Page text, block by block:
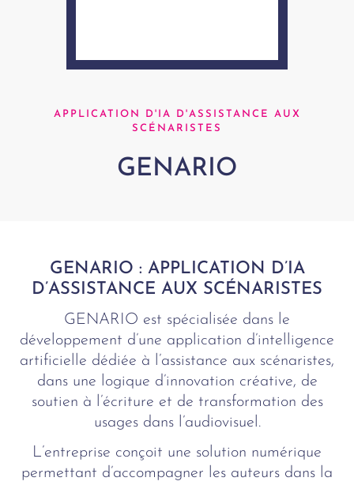
APPLICATION D'IA D'ASSISTANCE AUX
SCÉNARISTES
GENARIO
GENARIO : APPLICATION D’IA
D’ASSISTANCE AUX SCÉNARISTES
GENARIO est spécialisée dans le
développement d’une application d’intelligence
artificielle dédiée à l’assistance aux scénaristes,
dans une logique d’innovation créative, de
soutien à l’écriture et de transformation des
usages dans l’audiovisuel.
L’entreprise conçoit une solution numérique
permettant d’accompagner les auteurs dans la